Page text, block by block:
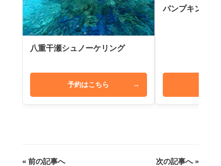
八重干瀬シュノーケリング
予約はこちら →
パンプキン鍾乳
« 前の記事へ 次の記事へ »